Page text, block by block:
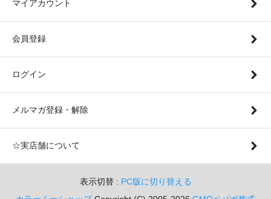
マイアカウント
会員登録
ログイン
メルマガ登録・解除
☆実店舗について
表示切替 : PC版に切り替える